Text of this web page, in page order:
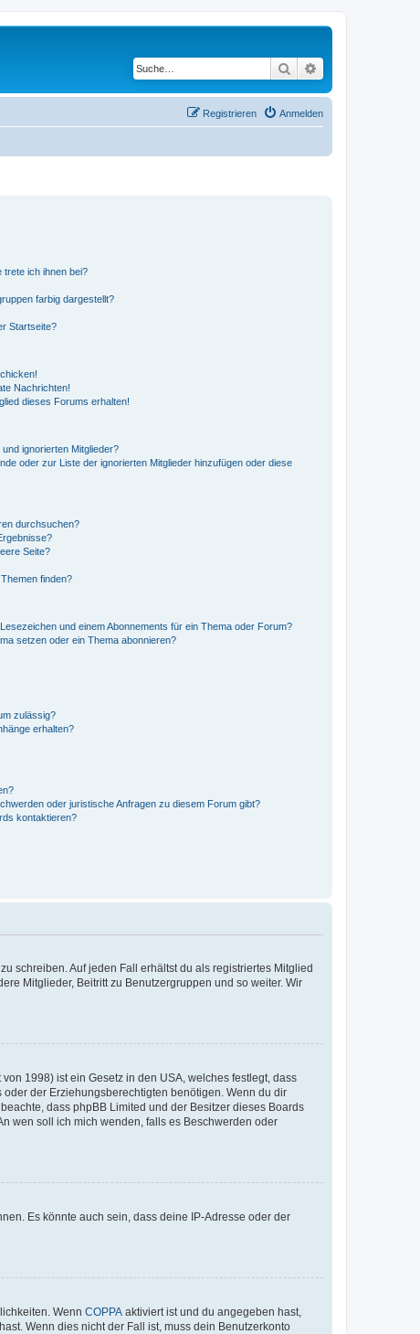
Suche
Anmelden
Registrieren
trete ich ihnen bei?
farbig dargestellt?
Startseite?
Nachrichten!
dieses Forums erhalten!
ignorierten Mitglieder?
oder zur Liste der ignorierten Mitglieder hinzufügen oder diese
durchsuchen?
Seite?
finden?
und einem Abonnements für ein Thema oder Forum?
setzen oder ein Thema abonnieren?
zulässig?
erhalten?
oder juristische Anfragen zu diesem Forum gibt?
kontaktieren?
schreiben. Auf jeden Fall erhältst du als registriertes Mitglied
Mitglieder, Beitritt zu Benutzergruppen und so weiter. Wir
1998) ist ein Gesetz in den USA, welches festlegt, dass
der Erziehungsberechtigten benötigen. Wenn du dir
dass phpBB Limited und der Besitzer dieses Boards
wen soll ich mich wenden, falls es Beschwerden oder
Es könnte auch sein, dass deine IP-Adresse oder der
Wenn COPPA aktiviert ist und du angegeben hast,
Wenn dies nicht der Fall ist, muss dein Benutzerkonto